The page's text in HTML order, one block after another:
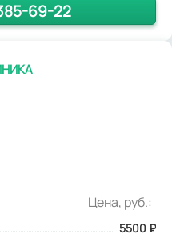
69-22
Цена, руб.:
5500 ₽